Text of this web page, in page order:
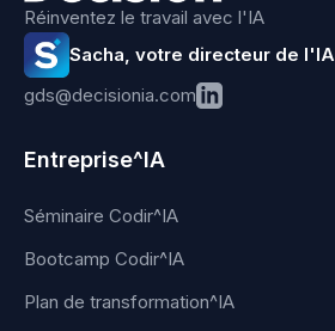
Réinventez le travail avec l'IA
Sacha, votre directeur de l'IA
gds@decisionia.com
Entreprise^IA
Séminaire Codir^IA
Bootcamp Codir^IA
Plan de transformation^IA